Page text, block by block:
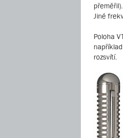
Jiné
Poloha
rozsvítí.